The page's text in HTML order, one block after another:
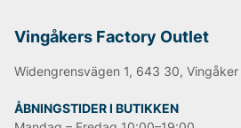
Vingåkers Factory Outlet
Widengrensvägen 1, 643 30, Vingåker
ÅBNINGSTIDER I BUTIKKEN